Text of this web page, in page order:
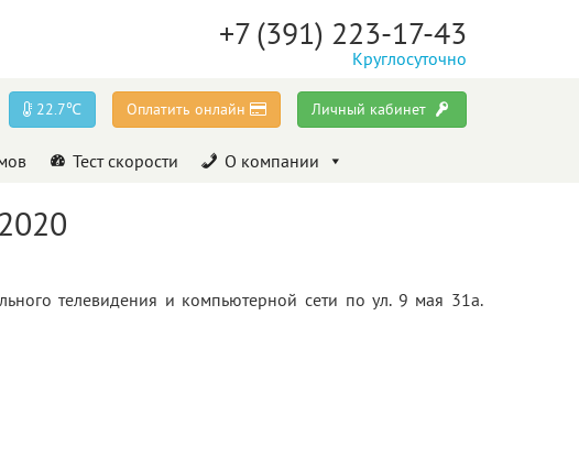
+7 (391) 223-17-43
Круглосуточно
Личный кабинет
Оплатить онлайн
22.7℃
Тест скорости О компании
телевидения и компьютерной сети по ул. 9 мая 31а.